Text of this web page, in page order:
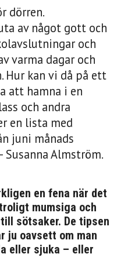
dörren.
av något gott och
och
varma dagar och
Hur kan vi då på ett
att hamna i en
och andra
en lista med
juni månads
Almström.
en fena när det
mumsiga och
sötsaker. De tipsen
ju oavsett om man
eller sjuka – eller